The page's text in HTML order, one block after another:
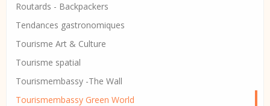
Routards - Backpackers
Tendances gastronomiques
Tourisme Art & Culture
Tourisme spatial
Tourismembassy -The Wall
Tourismembassy Green World